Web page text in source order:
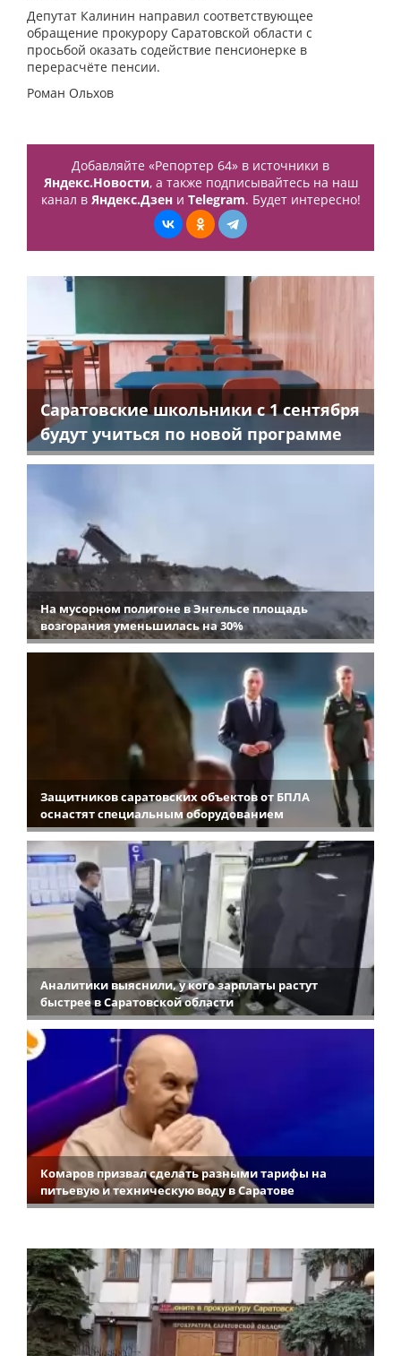
Депутат Калинин направил соответствующее
обращение прокурору Саратовской области с
просьбой оказать содействие пенсионерке в
перерасчёте пенсии.
Роман Ольхов
Добавляйте «Репортер 64» в источники в
Яндекс.Новости, а также подписывайтесь на наш
канал в Яндекс.Дзени Telegram. Будет интересно!
Саратовские школьники с 1 сентября
будут учиться по новой программе
На мусорном полигоне в Энгельсе площадь
возгорания уменьшилась на 30%
Защитников саратовских объектов от БПЛА
оснастят специальным оборудованием
Аналитики выяснили, у кого зарплаты растут
быстрее в Саратовской области
Комаров призвал сделать разными тарифы на
питьевую и техническую воду в Саратове